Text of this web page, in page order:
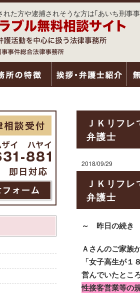
た方や逮捕されそうな方は｢あいち刑事
ＪＫリフ
弁護士
2018/09/29
ＪＫリフ
弁護士
～ 昨日の続き
Ａさんのご家族
「女子高生が
営んでいたとこ
性接客営業等の